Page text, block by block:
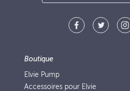
Boutique
Elvie Pump
Accessoires pour Elvie